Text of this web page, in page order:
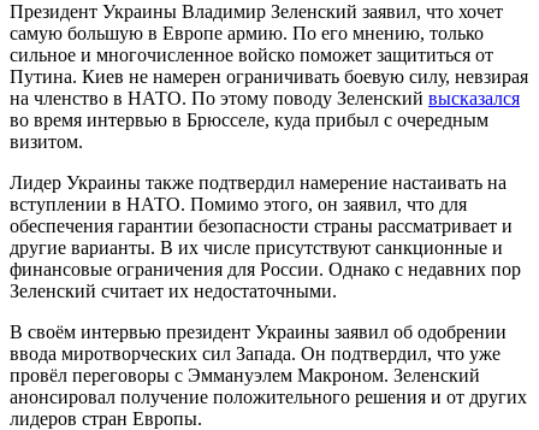
Президент Украины Владимир Зеленский заявил, что хочет
самую большую в Европе армию. По его мнению, только
сильное и многочисленное войско поможет защититься от
Путина. Киев не намерен ограничивать боевую силу, невзирая
на членство в НАТО. По этому поводу Зеленский высказался
во время интервью в Брюсселе, куда прибыл с очередным
визитом.
Лидер Украины также подтвердил намерение настаивать на
вступлении в НАТО. Помимо этого, он заявил, что для
обеспечения гарантии безопасности страны рассматривает и
другие варианты. В их числе присутствуют санкционные и
финансовые ограничения для России. Однако с недавних пор
Зеленский считает их недостаточными.
В своём интервью президент Украины заявил об одобрении
ввода миротворческих сил Запада. Он подтвердил, что уже
провёл переговоры с Эммануэлем Макроном. Зеленский
анонсировал получение положительного решения и от других
лидеров стран Европы.